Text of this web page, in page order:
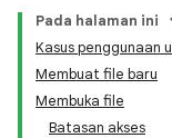
Pada halaman ini
Kasus penggunaan
Membuat file baru
Membuka file
Batasan akses